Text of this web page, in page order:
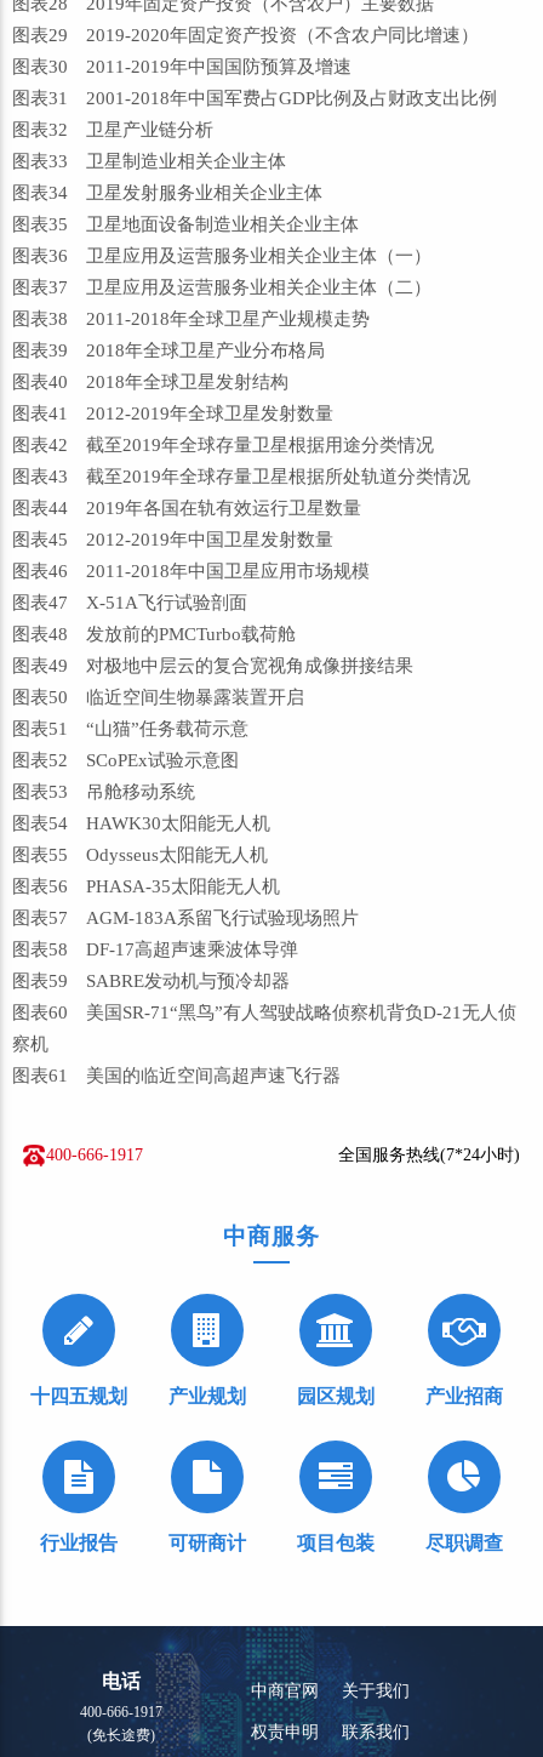
图表29 2019-2020年固定资产投资（不含农户同比增速）
图表30 2011-2019年中国国防预算及增速
图表31 2001-2018年中国军费占GDP比例及占财政支出比例
图表32 卫星产业链分析
图表33 卫星制造业相关企业主体
图表34 卫星发射服务业相关企业主体
图表35 卫星地面设备制造业相关企业主体
图表36 卫星应用及运营服务业相关企业主体（一）
图表37 卫星应用及运营服务业相关企业主体（二）
图表38 2011-2018年全球卫星产业规模走势
图表39 2018年全球卫星产业分布格局
图表40 2018年全球卫星发射结构
图表41 2012-2019年全球卫星发射数量
图表42 截至2019年全球存量卫星根据用途分类情况
图表43 截至2019年全球存量卫星根据所处轨道分类情况
图表44 2019年各国在轨有效运行卫星数量
图表45 2012-2019年中国卫星发射数量
图表46 2011-2018年中国卫星应用市场规模
图表47 X-51A飞行试验剖面
图表48 发放前的PMCTurbo载荷舱
图表49 对极地中层云的复合宽视角成像拼接结果
图表50 临近空间生物暴露装置开启
图表51 “山猫”任务载荷示意
图表52 SCoPEx试验示意图
图表53 吊舱移动系统
图表54 HAWK30太阳能无人机
图表55 Odysseus太阳能无人机
图表56 PHASA-35太阳能无人机
图表57 AGM-183A系留飞行试验现场照片
图表58 DF-17高超声速乘波体导弹
图表59 SABRE发动机与预冷却器
图表60 美国SR-71“黑鸟”有人驾驶战略侦察机背负D-21无人侦
察机
图表61 美国的临近空间高超声速飞行器
400-666-1917 全国服务热线(7*24小时)
中商服务
十四五规划 产业规划 园区规划 产业招商
行业报告 可研商计 项目包装 尽职调查
电话
400-666-1917
(免长途费)
中商官网 关于我们
权责申明 联系我们